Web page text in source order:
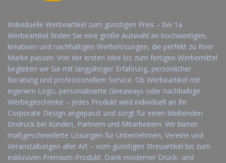
Individuelle Werbeartikel zum günstigen Preis – bei 1a
Werbeartikel finden Sie eine große Auswahl an hochwertigen,
kreativen und nachhaltigen Werbelösungen, die perfekt zu Ihrer
Marke passen. Von der ersten Idee bis zum fertigen Werbemittel
begleiten wir Sie mit langjähriger Erfahrung, persönlicher
Beratung und professionellem Service. Ob Werbeartikel mit
eigenem Logo, personalisierte Giveaways oder nachhaltige
Werbegeschenke – jedes Produkt wird individuell an Ihr
Corporate Design angepasst und sorgt für einen bleibenden
Eindruck bei Kunden, Partnern und Mitarbeitern. Wir bieten
maßgeschneiderte Lösungen für Unternehmen, Vereine und
Veranstaltungen aller Art – vom günstigen Streuartikel bis zum
exklusiven Premium-Produkt. Dank moderner Druck- und